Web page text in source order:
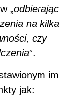
„odbierając
na kilka
czy
”.
im
jak: